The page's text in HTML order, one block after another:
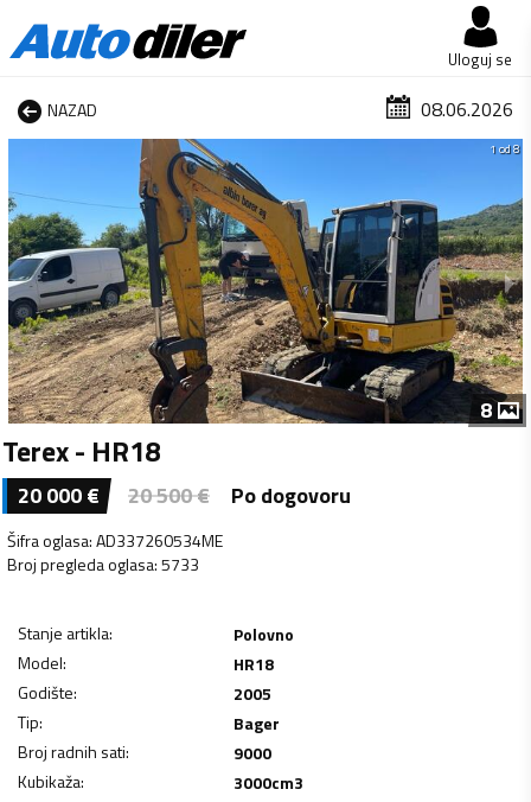
Uloguj se
NAZAD 08.06.2026
1 od 8
8
Terex - HR18
20 000€ 20 500€ Po dogovoru
Šifra oglasa:AD337260534ME
Broj pregleda oglasa:5733
Stanje artikla:
Polovno
Model:
HR18
Godište:
2005
Tip:
Bager
Broj radnih sati:
9000
Kubikaža: 3000cm3